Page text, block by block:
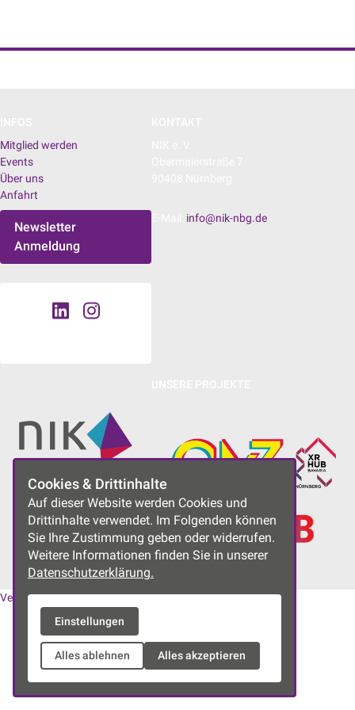
Mitglied werden
Events
Über uns
Anfahrt
Newsletter
Anmeldung
info@nik-nbg.de
Vereinssatzung|Datenschutzerklärung|Impressum
Cookies & Drittinhalte
Auf dieser Website werden Cookies und
Drittinhalte verwendet. Im Folgenden können
Sie Ihre Zustimmung geben oder widerrufen.
Weitere Informationen finden Sie in unserer
Datenschutzerklärung.
Einstellungen
Alles ablehnen Alles akzeptieren